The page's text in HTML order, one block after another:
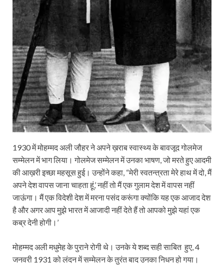
1930 में मोहम्मद अली जौहर ने अपने ख़राब स्वास्थ्य के बावजूद गोलमेज
सम्मेलन में भाग लिया। गोलमेज सम्मेलन में उनका भाषण, जो मरते हुए आदमी
की आख़री इच्छा महसूस हुई। उन्होंने कहा, “मेरी स्वतन्त्रता मेरे हाथ में दो, मैं
अपने देश वापस जाना चाहता हूं,’ नहीं तो मैं एक गुलाम देश में वापस नहीं
जाऊंगा। मैं एक विदेशी देश में मरना पसंद करूंगा क्योंकि यह एक आजाद देश
है और अगर आप मुझे भारत में आजादी नहीं देते हैं तो आपको मुझे यहां एक
कब्र देनी होगी।’
मोहम्मद अली मधुमेह के पुराने रोगी थे। उनके ये शब्द सही साबित हुए, 4
जनवरी 1931 को लंदन में सम्मेलन के तुरंत बाद उनका निधन हो गया।